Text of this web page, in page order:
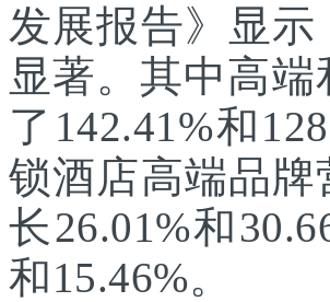
发展报告》显
显著。其中高
了142.41%和
锁酒店高端品
长26.01%和
和15.46%。